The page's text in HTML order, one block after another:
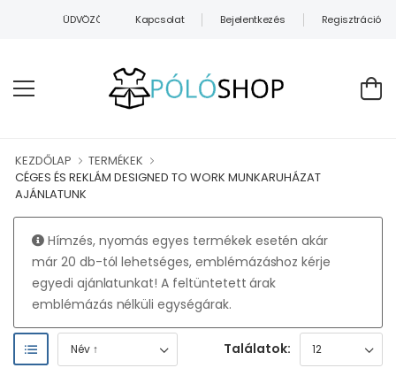
ÜDVÖZÖLJÜK WEBÁRUHÁZUNKBAN!
Kapcsolat Bejelentkezés Regisztráció
KEZDŐLAP
TERMÉKEK
CÉGES ÉS REKLÁM DESIGNED TO WORK MUNKARUHÁZAT
AJÁNLATUNK
Hímzés, nyomás egyes termékek esetén akár
már 20 db-tól lehetséges, emblémázáshoz kérje
egyedi ajánlatunkat! A feltüntetett árak
emblémázás nélküli egységárak.
Találatok: